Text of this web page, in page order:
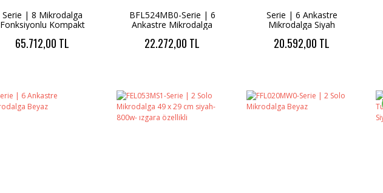
Serie | 8 Mikrodalga
Fonksiyonlu Kompakt
çelik
65.712,00 TL
BFL524MB0-Serie | 6
Ankastre Mikrodalga
22.272,00 TL
Serie | 6 Ankastre
Mikrodalga Siyah
20.592,00 TL